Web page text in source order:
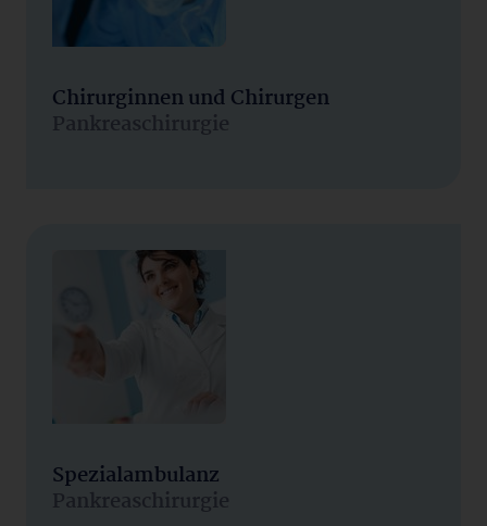
Chirurginnen und Chirurgen
Pankreaschirurgie
Spezialambulanz
Pankreaschirurgie